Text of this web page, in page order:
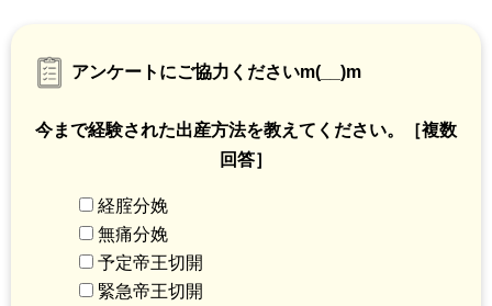
アンケートにご協力くださいm(__)m
今まで経験された出産方法を教えてください。［複数
回答］
経腟分娩
無痛分娩
予定帝王切開
緊急帝王切開